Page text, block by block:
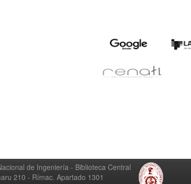
de Ingeniería - Biblioteca Central
210 - Rímac. Apartado 1301